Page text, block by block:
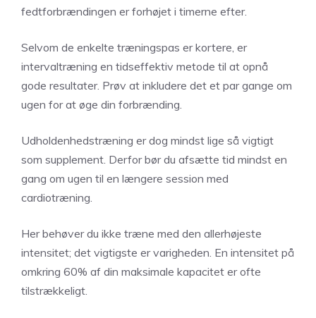
fedtforbrændingen er forhøjet i timerne efter.
Selvom de enkelte træningspas er kortere, er
intervaltræning en tidseffektiv metode til at opnå
gode resultater. Prøv at inkludere det et par gange om
ugen for at øge din forbrænding.
Udholdenhedstræning er dog mindst lige så vigtigt
som supplement. Derfor bør du afsætte tid mindst en
gang om ugen til en længere session med
cardiotræning.
Her behøver du ikke træne med den allerhøjeste
intensitet; det vigtigste er varigheden. En intensitet på
omkring 60% af din maksimale kapacitet er ofte
tilstrækkeligt.